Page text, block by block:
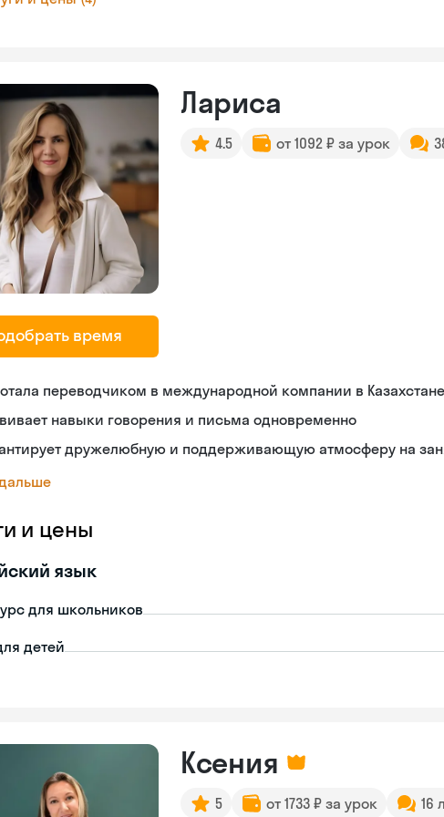
время
Лариса
4.5 от 1092 ₽ за урок
переводчиком в международной компании в Казахстане
навыки говорения и письма одновременно
дружелюбную и поддерживающую атмосферу на
и цены
язык
для школьников
детей
Ксения
5 от 1733 ₽ за урок 16